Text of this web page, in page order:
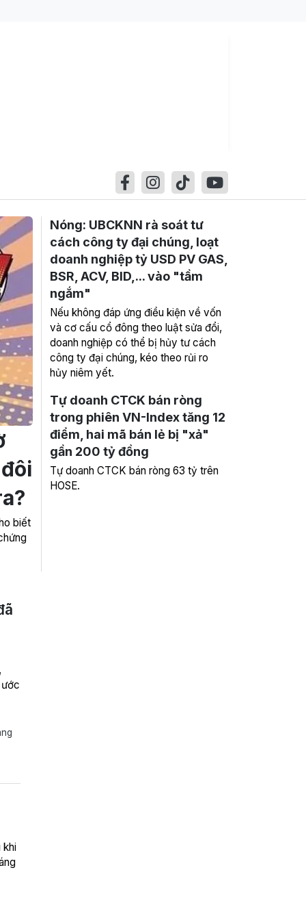
biết
Nóng: UBCKNN rà soát tư
cách công ty đại chúng, loạt
doanh nghiệp tỷ USD PV GAS,
BSR, ACV, BID,... vào "tầm
ngắm"
Nếu không đáp ứng điều kiện về vốn
và cơ cấu cổ đông theo luật sửa đổi,
doanh nghiệp có thể bị hủy tư cách
công ty đại chúng, kéo theo rủi ro
hủy niêm yết.
Tự doanh CTCK bán ròng
trong phiên VN-Index tăng 12
điểm, hai mã bán lẻ bị "xả"
gần 200 tỷ đồng
Tự doanh CTCK bán ròng 63 tỷ trên
HOSE.
khi